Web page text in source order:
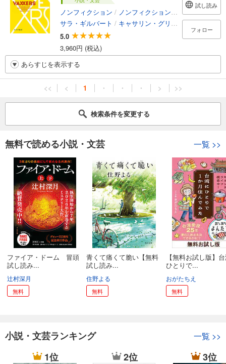
ノンフィクション / ノンフィクション・ドキュメンタリー
サラ・ギルバート / キャサリン・グリーン /黒川耕大
5.0
3,960円 (税込)
試し読み
フォロー
あらすじを表示する
<< < 1 ・ ・ ・ > >>
検索条件を変更する
無料で読める小説・文芸 一覧 >>
ファイア・ドーム 冒頭
試し読み...
辻村深月
無料
青くて痛くて脆い【無料
試し読み...
住野よる
無料
【無料お試し版】
ひとりで...
おがたちえ
無料
小説・文芸ランキング 一覧 >>
1位 2位 3位